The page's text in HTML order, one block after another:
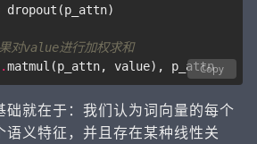
dropout (p_attn)
对value进行加权求和
.matmul (p_attn, value), p_attnCopy
础就在于：我们认为词向量的每个
语义特征，并且存在某种线性关